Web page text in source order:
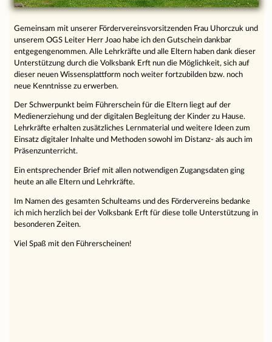
Gemeinsam mit unserer Fördervereinsvorsitzenden Frau Uhorczuk und
unserem OGS Leiter Herr Joao habe ich den Gutschein dankbar
entgegengenommen. Alle Lehrkräfte und alle Eltern haben dank dieser
Unterstützung durch die Volksbank Erft nun die Möglichkeit, sich auf
dieser neuen Wissensplattform noch weiter fortzubilden bzw. noch
neue Kenntnisse zu erwerben.
Der Schwerpunkt beim Führerschein für die Eltern liegt auf der
Medienerziehung und der digitalen Begleitung der Kinder zu Hause.
Lehrkräfte erhalten zusätzliches Lernmaterial und weitere Ideen zum
Einsatz digitaler Inhalte und Methoden sowohl im Distanz- als auch im
Präsenzunterricht.
Ein entsprechender Brief mit allen notwendigen Zugangsdaten ging
heute an alle Eltern und Lehrkräfte.
Im Namen des gesamten Schulteams und des Fördervereins bedanke
ich mich herzlich bei der Volksbank Erft für diese tolle Unterstützung in
besonderen Zeiten.
Viel Spaß mit den Führerscheinen!